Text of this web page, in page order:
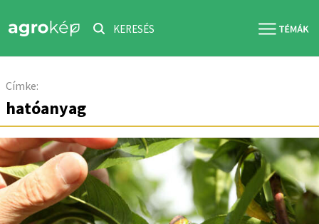
KERESÉS
Címke:
hatóanyag